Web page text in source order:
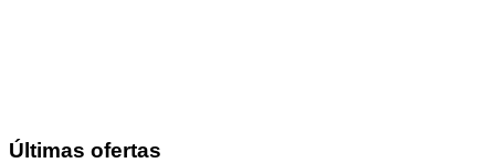
Últimas ofertas